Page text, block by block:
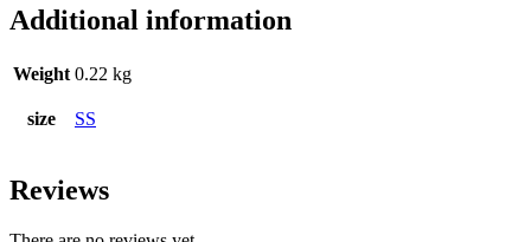
Additional information
Weight 0.22 kg
size SS
Reviews